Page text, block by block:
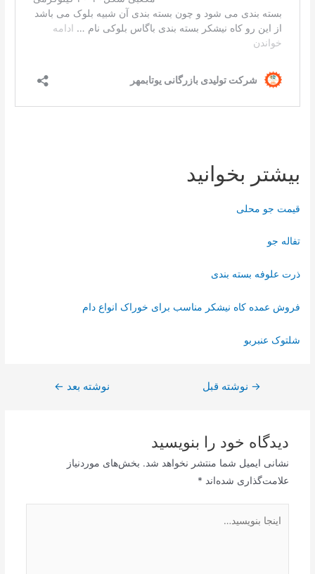
بیشتر بخوانید
قیمت جو محلی
تفاله جو
ذرت علوفه بسته بندی
فروش عمده کاه نیشکر مناسب برای خوراک انواع دام
شلتوک عنبربو
→ نوشته قبل نوشته بعد ←
دیدگاه‌ خود را بنویسید
نشانی ایمیل شما منتشر نخواهد شد. بخش‌های موردنیاز
علامت‌گذاری شده‌اند *